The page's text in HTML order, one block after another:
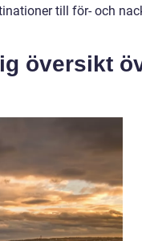
till för- och
översikt